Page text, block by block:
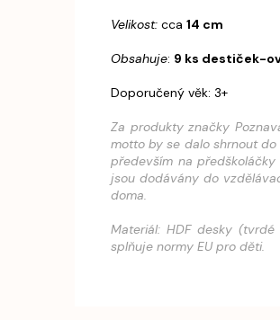
Velikost: cca 14 cm
Obsahuje: 9 ks destiček-
Doporučený věk: 3+
Za produkty značky
motto by se dalo shrnout
především na
jsou dodávány do
doma.
Materiál: HDF desky
splňuje normy EU pro děti.